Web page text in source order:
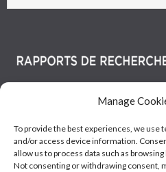
Manage
To provide the best experiences, we use
and/or access device information.
allow us to process data such as
Not consenting or withdrawing consent,